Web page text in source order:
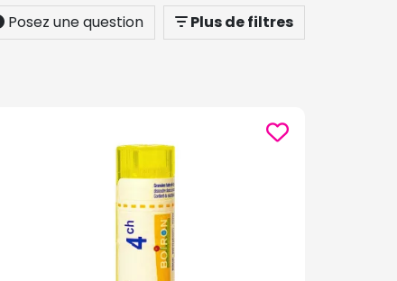
Posez une question Plus de filtres